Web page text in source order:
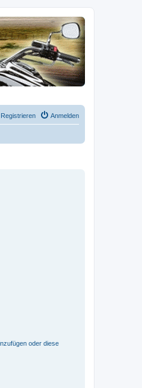
Anmelden
Registrieren
oder diese